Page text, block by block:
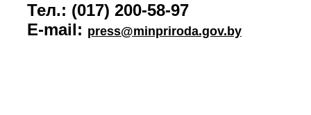
Тел.: (017) 200-58-97
E-mail: press@minpriroda.gov.by